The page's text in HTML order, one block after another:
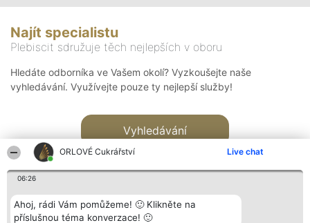
ORLOVÉ Cukrářství Live chat
06:26
Ahoj, rádi Vám pomůžeme! 🙂 Klikněte na
příslušnou téma konverzace! 🙂
Najít specialistu
Plebiscit sdružuje těch nejlepších v oboru
Hledáte odborníka ve Vašem okolí? Vyzkoušejte naše
vyhledávání. Využívejte pouze ty nejlepší služby!
Vyhledávání